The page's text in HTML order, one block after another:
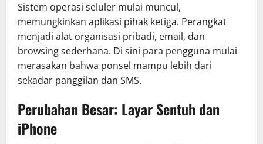
Sistem operasi seluler mulai muncul,
memungkinkan aplikasi pihak ketiga. Perangkat
menjadi alat organisasi pribadi, email, dan
browsing sederhana. Di sini para pengguna mulai
merasakan bahwa ponsel mampu lebih dari
sekadar panggilan dan SMS.
Perubahan Besar: Layar Sentuh dan
iPhone